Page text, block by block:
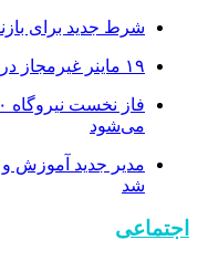
شرط جدید برای
۱۹ ماینر غیرمجاز در مازندران از مدار خارج شد
می‌شود
مدیر جدید آموزش
شد
اجتماعی